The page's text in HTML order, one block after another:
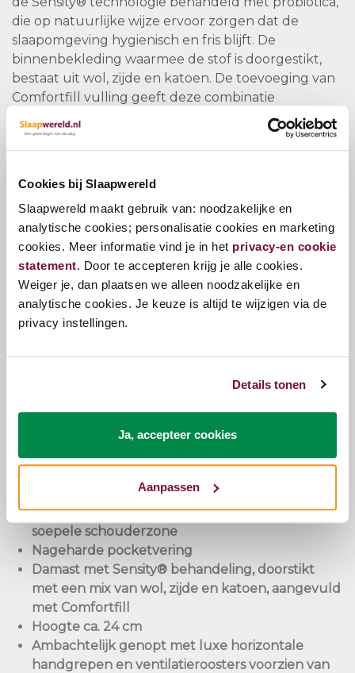
Cookies bij Slaapwereld
Slaapwereld maakt gebruik van: noodzakelijke en
analytische cookies; personalisatie cookies en marketing
cookies. Meer informatie vind je in het privacy-en cookie
statement. Door te accepteren krijg je alle cookies.
Weiger je, dan plaatsen we alleen noodzakelijke en
analytische cookies. Je keuze is altijd te wijzigen via de
privacy instellingen.
Details tonen
Ja, accepteer cookies
Aanpassen
die op natuurlijke wijze ervoor zorgen dat de
slaapomgeving hygienisch en fris blijft. De
binnenbekleding waarmee de stof is doorgestikt,
bestaat uit wol, zijde en katoen. De toevoeging van
Comfortfill vulling geeft deze combinatie
vochtregulerende eigenschappen en draagt bij aan
een goede warmtehuishouding. Het matras is
(zonder meerprijs) ook leverbaar in een anti-
Alle Goldline matrassen zijn op hoogwaardige,
ambachtelijke wijze genopt en afgewerkt met luxe
handgrepen en ventilatieroosters.
Je kunt eventueel ook je matrassen van een
koppelrits voorzien waardoor je matrassen strak
tegen elkaar aan liggen en toch ieder zijn of haar
eigen hardheid kan bepalen.
Pullman Goldline Serie
Een soepele eerste aanraking, gevolgd door exact
de juiste tegendruk. Perfect afgestemd op uw
gewicht, lichaamsbouw en slaaphouding. Dat is wat
matras.
Gezoneerde InSide Pocketvering met extra
soepele schouderzone
Nageharde pocketvering
Damast met Sensity® behandeling, doorstikt
met een mix van wol, zijde en katoen, aangevuld
met Comfortfill
Hoogte ca. 24 cm
Ambachtelijk genopt met luxe horizontale
handgrepen en ventilatieroosters voorzien van